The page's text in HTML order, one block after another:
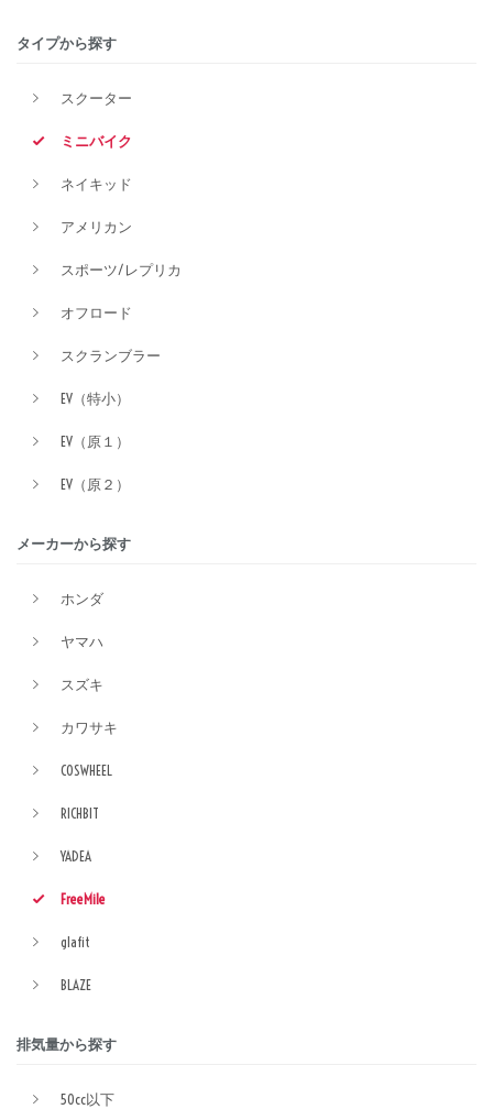
タイプから探す
スクーター
ミニバイク
ネイキッド
アメリカン
スポーツ/レプリカ
オフロード
スクランブラー
EV（特小）
EV（原１）
EV（原２）
メーカーから探す
ホンダ
ヤマハ
スズキ
カワサキ
COSWHEEL
RICHBIT
YADEA
FreeMile
glafit
BLAZE
排気量から探す
50cc以下
排気量